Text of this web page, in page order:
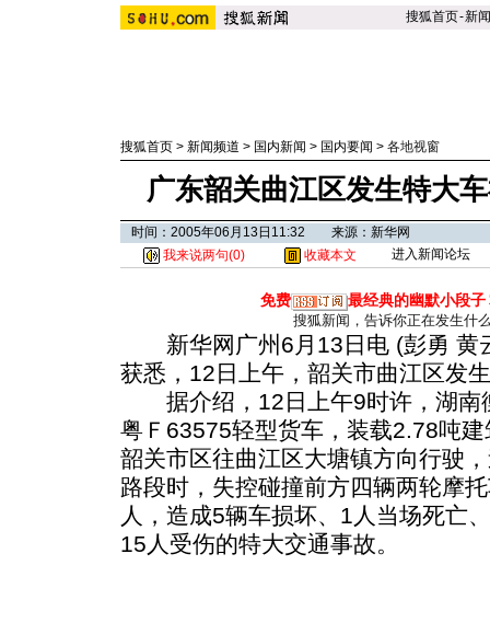
搜狐首页-新闻
搜狐首页 > 新闻频道 > 国内新闻 > 国内要闻 > 各地视窗
广东韶关曲江区发生特大
时间：2005年06月13日11:32 来源：新华网
我来说两句(0) 收藏本文 进入新闻论坛
免费 最经典的幽默小段子
搜狐新闻，告诉你正在发生什
新华网广州6月13日电 (彭勇 黄
获悉，12日上午，韶关市曲江区发
据介绍，12日上午9时许，湖南
粤Ｆ63575轻型货车，装载2.78吨
韶关市区往曲江区大塘镇方向行驶
路段时，失控碰撞前方四辆两轮摩
人，造成5辆车损坏、1人当场死亡
15人受伤的特大交通事故。